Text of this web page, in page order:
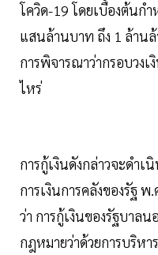
โควิด-19 โดยเบื้องต้นก
แสนล้านบาท ถึง 1 ล้าน
การพิจารณาว่ากรอบวง
ไหร่
การกู้เงินดังกล่าวจะดำ
การเงินการคลังของรัฐ
ว่า การกู้เงินของรัฐบา
กฎหมายว่าด้วยการบริห